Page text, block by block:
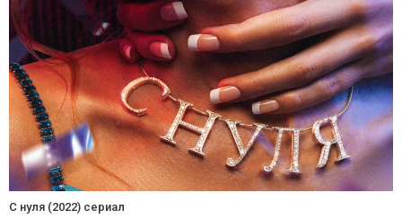
С нуля (2022) сериал